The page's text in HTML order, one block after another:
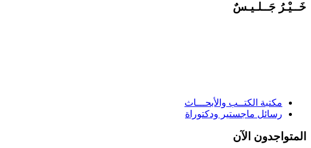
خَــيْـرُ جَــلـيـسٌ
مكتبة الكتــب والأبحـــاث
رسائل ماجستير ودكتوراة
المتواجدون الآن